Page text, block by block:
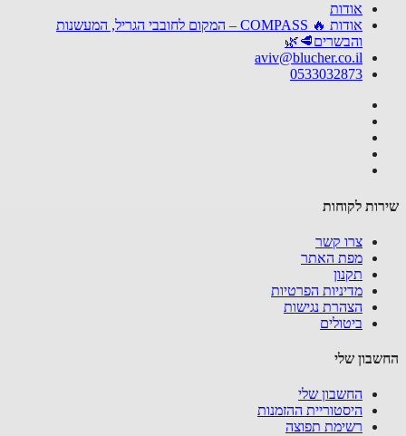
אודות
אודות 🔥 COMPASS – המקום לחובבי הגריל, המעשנות
והבשרים🥩🌿
aviv@blucher.co.il
0533032873
שירות לקוחות
צרו קשר
מפת האתר
תקנון
מדיניות הפרטיות
הצהרת נגישות
ביטולים
החשבון שלי
החשבון שלי
היסטוריית ההזמנות
רשימת תפוצה